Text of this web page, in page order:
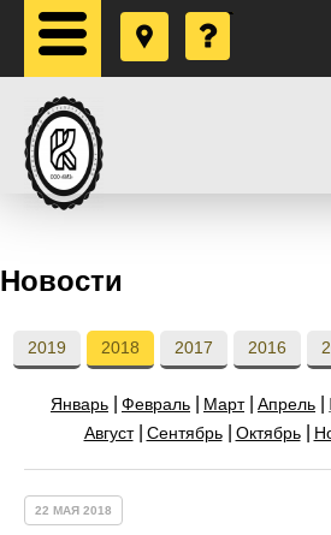
Новости
2019 2018 2017 2016
Январь Февраль Март Апрель
Август
Сентябрь Октябрь
22 МАЯ 2018